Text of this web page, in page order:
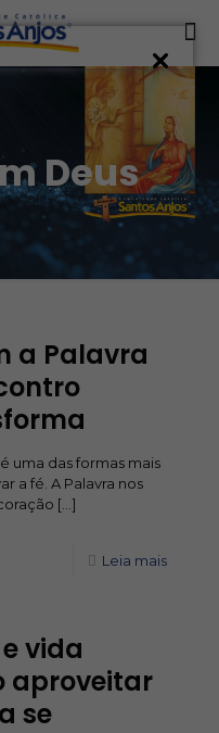
Deus
a Palavra
uma das formas mais
a fé. A Palavra nos
[…]
Leia mais
vida
aproveitar
se